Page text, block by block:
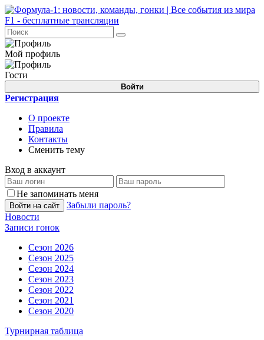
Мой профиль
Гости
Войти
Регистрация
О проекте
Правила
Контакты
Сменить тему
Вход в аккаунт
Не запоминать меня
Войти на сайт
Забыли пароль?
Новости
Записи гонок
Сезон 2026
Сезон 2025
Сезон 2024
Сезон 2023
Сезон 2022
Сезон 2021
Сезон 2020
Турнирная таблица